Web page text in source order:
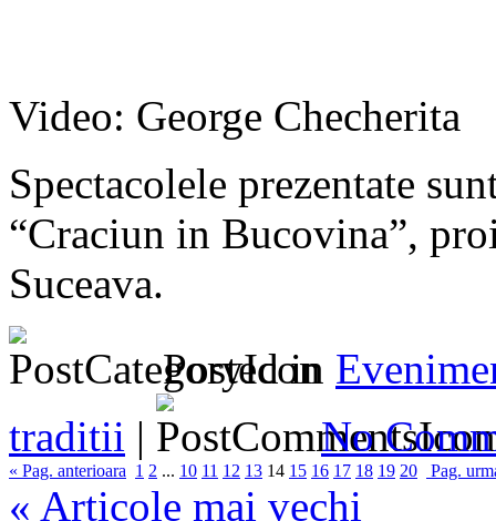
Video: George Checherita
Spectacolele prezentate
“Craciun in Bucovina”,
Suceava.
Posted in
traditii | No
« Pag. anterioara 1 2 ... 10 11 12 13 14 15 16 17 18 19 20 Pag.
« Articole mai vechi